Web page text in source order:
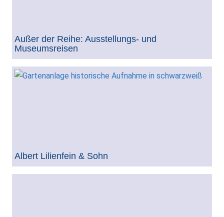
Außer der Reihe: Ausstellungs- und
Museumsreisen
Albert Lilienfein & Sohn